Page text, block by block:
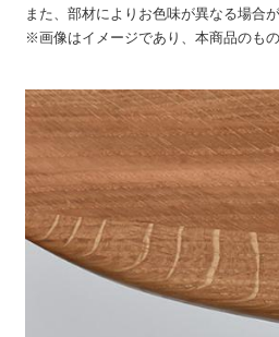
また、部材によりお色味が異なる場合が
※画像はイメージであり、本商品のもの